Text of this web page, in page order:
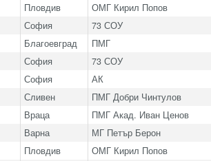
Пловдив ОМГ Кирил Попов
София 73 СОУ
Благоевград ПМГ
София 73 СОУ
София АК
Сливен ПМГ Добри Чинтулов
Враца ПМГ Акад. Иван Ценов
Варна МГ Петър Берон
Пловдив ОМГ Кирил Попов